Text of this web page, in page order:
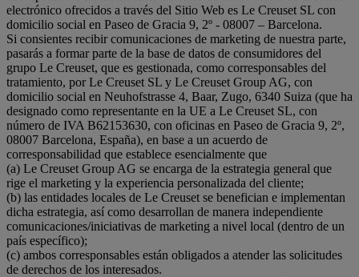
electrónico ofrecidos a través del Sitio Web es Le Creuset SL con
domicilio social en Paseo de Gracia 9, 2º - 08007 – Barcelona.
Si consientes recibir comunicaciones de marketing de nuestra parte,
pasarás a formar parte de la base de datos de consumidores del
grupo Le Creuset, que es gestionada, como corresponsables del
tratamiento, por Le Creuset SL y Le Creuset Group AG, con
domicilio social en Neuhofstrasse 4, Baar, Zugo, 6340 Suiza (que ha
designado como representante en la UE a Le Creuset SL, con
número de IVA B62153630, con oficinas en Paseo de Gracia 9, 2º,
08007 Barcelona, España), en base a un acuerdo de
corresponsabilidad que establece esencialmente que
(a) Le Creuset Group AG se encarga de la estrategia general que
rige el marketing y la experiencia personalizada del cliente;
(b) las entidades locales de Le Creuset se benefician e implementan
dicha estrategia, así como desarrollan de manera independiente
comunicaciones/iniciativas de marketing a nivel local (dentro de un
país específico);
(c) ambos corresponsables están obligados a atender las solicitudes
de derechos de los interesados.